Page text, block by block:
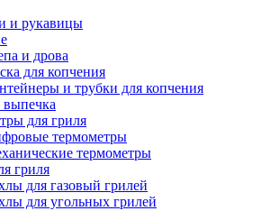
и рукавицы
и дрова
для копчения
и трубки для копчения
для гриля
термометры
термометры
гриля
для газовый грилей
для угольных грилей